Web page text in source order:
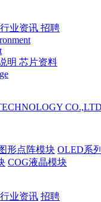
行业资讯 招聘
明 芯片资料
形点阵模块 OLED系列
COG液晶模块
行业资讯 招聘